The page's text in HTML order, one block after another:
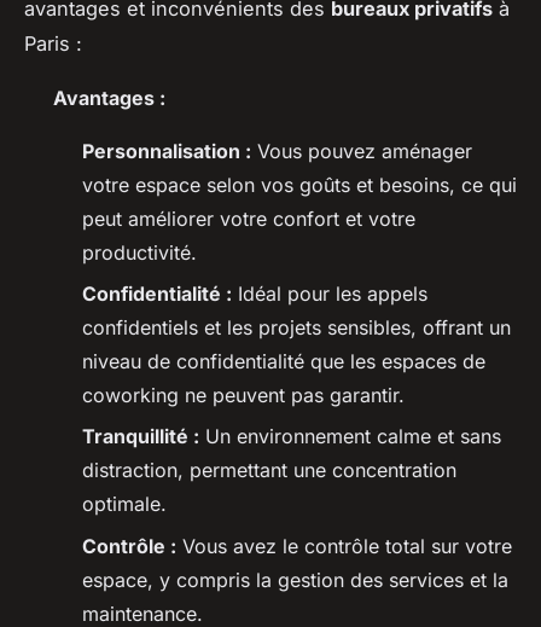
avantages et inconvénients des bureaux privatifs à
Paris :
Avantages :
Personnalisation : Vous pouvez aménager
votre espace selon vos goûts et besoins, ce qui
peut améliorer votre confort et votre
productivité.
Confidentialité : Idéal pour les appels
confidentiels et les projets sensibles, offrant un
niveau de confidentialité que les espaces de
coworking ne peuvent pas garantir.
Tranquillité : Un environnement calme et sans
distraction, permettant une concentration
optimale.
Contrôle : Vous avez le contrôle total sur votre
espace, y compris la gestion des services et la
maintenance.